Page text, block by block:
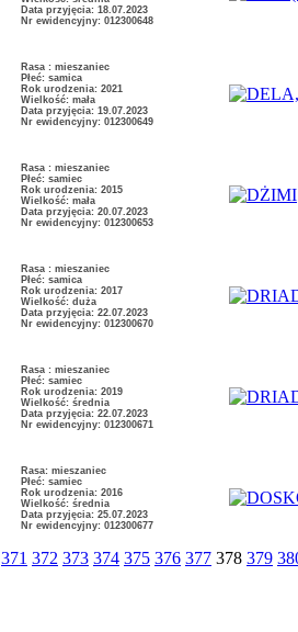
Data przyjęcia: 18.07.2023
Nr ewidencyjny: 012300648
Rasa : mieszaniec
Płeć: samica
Rok urodzenia: 2021
Wielkość: mała
Data przyjęcia: 19.07.2023
Nr ewidencyjny: 012300649
Rasa : mieszaniec
Płeć: samiec
Rok urodzenia: 2015
Wielkość: mała
Data przyjęcia: 20.07.2023
Nr ewidencyjny: 012300653
Rasa : mieszaniec
Płeć: samica
Rok urodzenia: 2017
Wielkość: duża
Data przyjęcia: 22.07.2023
Nr ewidencyjny: 012300670
Rasa : mieszaniec
Płeć: samiec
Rok urodzenia: 2019
Wielkość: średnia
Data przyjęcia: 22.07.2023
Nr ewidencyjny: 012300671
Rasa: mieszaniec
Płeć: samiec
Rok urodzenia: 2016
Wielkość: średnia
Data przyjęcia: 25.07.2023
Nr ewidencyjny: 012300677
371 372 373 374 375 376 377 378 379